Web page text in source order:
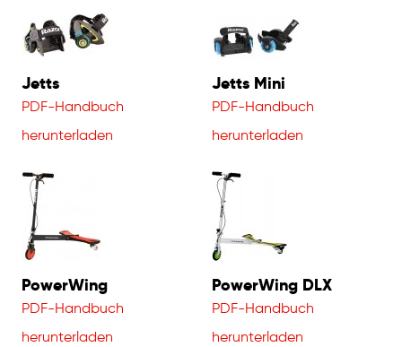
Jetts
PDF-Handbuch
herunterladen
Jetts Mini
PDF-Handbuch
herunterladen
PowerWing
PDF-Handbuch
herunterladen
PowerWing DLX
PDF-Handbuch
herunterladen